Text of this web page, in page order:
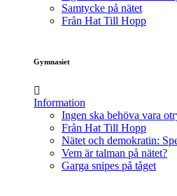
Samtycke på nätet
Från Hat Till Hopp
Gymnasiet
Information
Ingen ska behöva vara
Från Hat Till Hopp
Nätet och demokratin:
Vem är talman på nätet?
Garga snipes på tåget